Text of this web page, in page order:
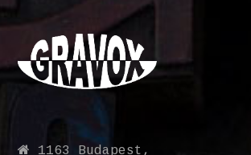
1163 Budapest,